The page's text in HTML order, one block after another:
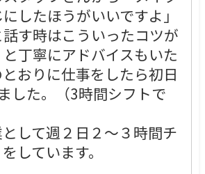
したほうがいいですよ」
話す時はこういったコツが
丁寧にアドバイスもいた
おりに仕事をしたら初日
した。（3時間シフトで
して週２日２～３時間チ
しています。